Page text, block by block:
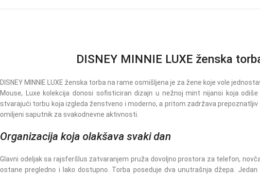
DISNEY MINNIE LUXE ženska
DISNEY MINNIE LUXE ženska torba na rame osmišljena je za žene koje vole
Mouse, Luxe kolekcija donosi sofisticiran dizajn u nežnoj mint nijansi koja
stvarajući torbu koja izgleda ženstveno i moderno, a pritom zadržava
omiljeni saputnik za svakodnevne aktivnosti.
Organizacija koja olakšava svaki dan
Glavni odeljak sa rajsferšlus zatvaranjem pruža dovoljno prostora za telefon,
ostane pregledno i lako dostupno. Torba poseduje dva unutrašnja džepa.